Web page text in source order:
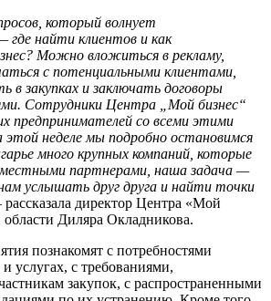
который волнует
где найти клиентов и как
Можно вложиться в рекламу,
с потенциальными клиентами,
в закупках и заключать договоры
Сотрудники Центра „Мой бизнес“
предпринимателей со всеми этими
этой неделе мы подробно остановимся
много крупных компаний, которые
партнерами, наша задача —
услышать друг друга и найти точки
директор Центра «Мой
Диляра Окладникова.
познакомят с потребностями
и услугах, с требованиями,
закупок, с распространенными